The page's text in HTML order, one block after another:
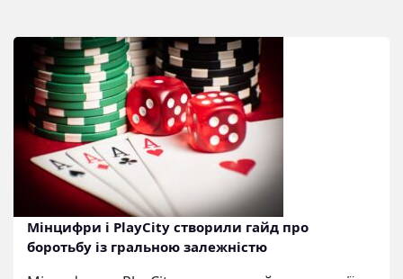
Мінцифри і PlayCity створили гайд про
боротьбу із гральною залежністю